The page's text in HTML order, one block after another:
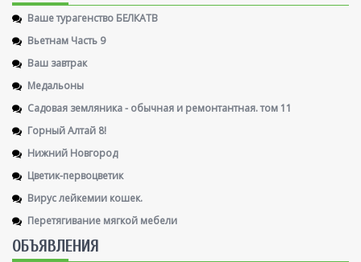
Ваше турагенство БЕЛКАТВ
Вьетнам Часть 9
Ваш завтрак
Медальоны
Садовая земляника - обычная и ремонтантная. том 11
Горный Алтай 8!
Нижний Новгород
Цветик-первоцветик
Вирус лейкемии кошек.
Перетягивание мягкой мебели
ОБЪЯВЛЕНИЯ